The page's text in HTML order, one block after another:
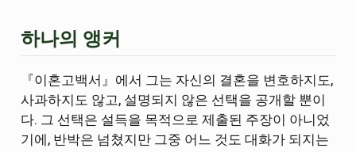
하나의 앵커
『이혼고백서』에서 그는 자신의 결혼을 변호하지도,
사과하지도 않고, 설명되지 않은 선택을 공개할 뿐이
다. 그 선택은 설득을 목적으로 제출된 주장이 아니었
기에, 반박은 넘쳤지만 그중 어느 것도 대화가 되지는